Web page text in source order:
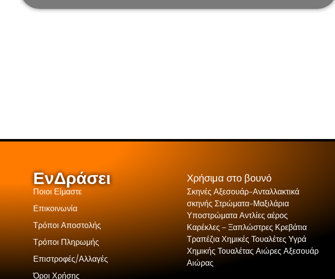
ΕνΔράσει
Ποιοι Είμαστε
Επικοινωνία
Τρόποι Αποστολής
Τρόποι Πληρωμής
Επιστροφές/Αλλαγές
Όροι Χρήσης
Χρήσιμα στο βουνό
Σκηνές Αξεσουάρ-Ανταλλακτικά
σκηνής Στρώματα-Μαξιλάρια
Υποστρώματα Αντλίες αέρος
Καρέκλες – Ξαπλώστρες Κρεβάτια
Τραπέζια Χημικές Τουαλέτες Υγρά
Χημικής Τουαλέτας Αιώρες Αξεσουάρ
Αιώρας